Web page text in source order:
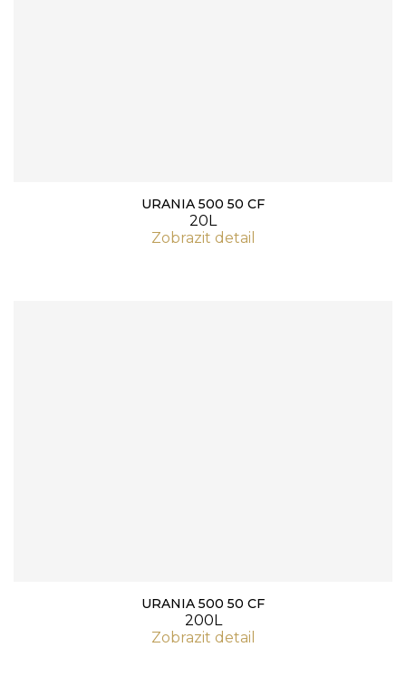
URANIA 500 50 CF
20L
Zobrazit detail
URANIA 500 50 CF
200L
Zobrazit detail